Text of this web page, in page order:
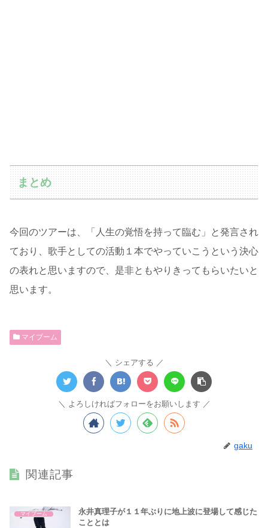
まとめ
今回のツアーは、「人生の覚悟を持って臨む」と発言され
ており、歌手としての活動１本でやっていこうという決心
の表れと思いますので、是非ともやりきってもらいたいと
思います。
マイブーム
シェアする
よろしければフォローをお願いします
gaku
関連記事
マイブーム
永井真理子が１１年ぶりに地上波に登場して感じた
こととは